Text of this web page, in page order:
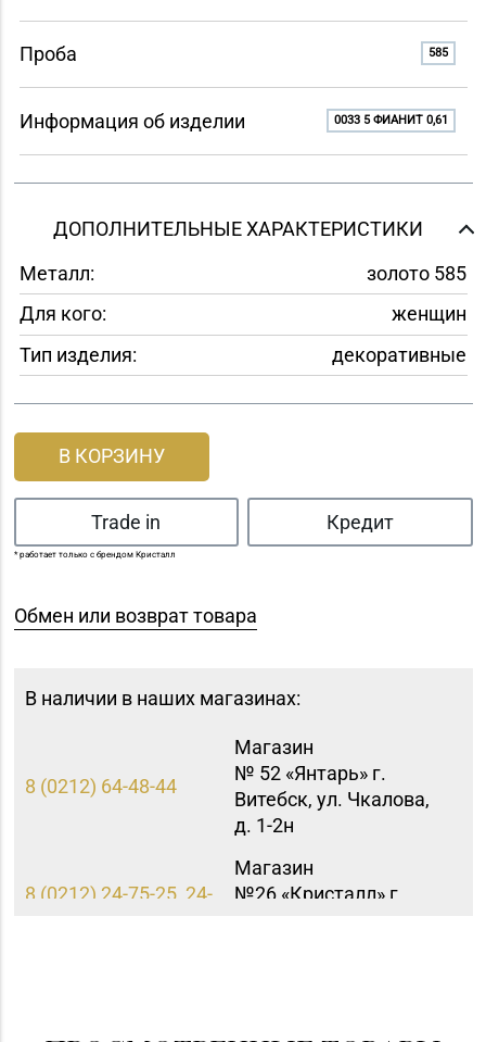
Проба 585
Информация об изделии 0033 5 ФИАНИТ 0,61
ДОПОЛНИТЕЛЬНЫЕ ХАРАКТЕРИСТИКИ
Металл:
золото 585
Для кого:
женщин
Тип изделия:
декоративные
В КОРЗИНУ
Trade in Кредит
* работает только с брендом Кристалл
Обмен или возврат товара
В наличии в наших магазинах:
8 (0212) 64-48-44
Магазин
№ 52 «Янтарь» г.
Витебск, ул. Чкалова,
д. 1-2н
8 (0212) 24-75-25, 24-
Магазин
№26 «Кристалл» г.